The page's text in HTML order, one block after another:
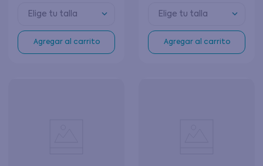
Elige tu talla
Agregar al carrito
Elige tu talla
Agregar al carrito